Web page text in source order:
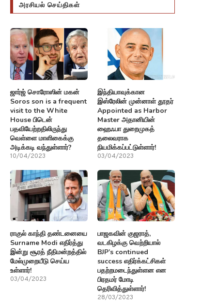
அரசியல் செய்திகள்
ஜார்ஜ் சொரோஸின் மகன்
Soros son is a frequent
visit to the White
House பிடென்
பதவியேற்றதிலிருந்து
வெள்ளை மாளிகைக்கு
அடிக்கடி வந்துள்ளார்?
10/04/2023
இந்தியாவுக்கான
இஸ்ரேலின் முன்னாள் தூதர்
Appointed as Harbor
Master அதானியின்
ஹைஃபா துறைமுகத்
தலைவராக
நியமிக்கப்பட்டுள்ளார்!
03/04/2023
ராகுல் காந்தி தண்டனையை
Surname Modi எதிர்த்து
இன்று சூரத் நீதிமன்றத்தில்
மேல்முறையீடு செய்ய
உள்ளார்!
03/04/2023
பாஜகவின் குஜராத்,
வடகிழக்கு வெற்றியால்
BJP’s continued
success எதிர்க்கட்சிகள்
பதற்றமடைந்துள்ளன என
பிரதமர் மோடி
தெரிவித்துள்ளார்!
28/03/2023